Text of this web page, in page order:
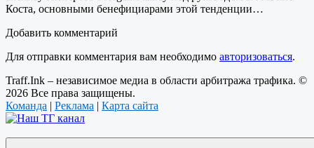
Коста, основными бенефициарами этой тенденции…
Добавить комментарий
Для отправки комментария вам необходимо авторизоваться.
Traff.Ink – независимое медиа в области арбитража трафика. ©
2026 Все права защищены.
Команда | Реклама | Карта сайта